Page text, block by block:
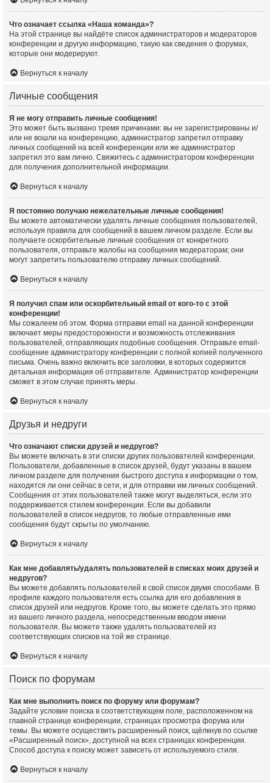
Что означает ссылка «Наша команда»?
На этой странице вы найдёте список администраторов и модераторов
конференции и другую информацию, такую как сведения о форумах,
которые они модерируют.
Вернуться к началу
Личные сообщения
Я не могу отправить личные сообщения!
Это может быть вызвано тремя причинами: вы не зарегистрированы и/
или не вошли на конференцию, администратор запретил отправку
личных сообщений на всей конференции или же администратор
запретил это вам лично. Свяжитесь с администратором конференции
для получения дополнительной информации.
Вернуться к началу
Я постоянно получаю нежелательные личные сообщения!
Вы можете автоматически удалять личные сообщения пользователей,
используя правила для сообщений в вашем личном разделе. Если вы
получаете оскорбительные личные сообщения от конкретного
пользователя, отправьте жалобы на сообщения модераторам; они
могут запретить пользователю отправку личных сообщений.
Вернуться к началу
Я получил спам или оскорбительный email от кого-то с этой
конференции!
Мы сожалеем об этом. Форма отправки email на данной конференции
включает меры предосторожности и возможность отслеживания
пользователей, отправляющих подобные сообщения. Отправьте email-
сообщение администратору конференции с полной копией полученного
письма. Очень важно включить все заголовки, в которых содержится
детальная информация об отправителе. Администратор конференции
сможет в этом случае принять меры.
Вернуться к началу
Друзья и недруги
Что означают списки друзей и недругов?
Вы можете включать в эти списки других пользователей конференции.
Пользователи, добавленные в список друзей, будут указаны в вашем
личном разделе для получения быстрого доступа к информации о том,
находятся ли они сейчас в сети, и для отправки им личных сообщений.
Сообщения от этих пользователей также могут выделяться, если это
поддерживается стилем конференции. Если вы добавили
пользователей в список недругов, то любые отправленные ими
сообщения будут скрыты по умолчанию.
Вернуться к началу
Как мне добавлять/удалять пользователей в списках моих друзей и
недругов?
Вы можете добавлять пользователей в свой список двумя способами. В
профиле каждого пользователя есть ссылка для его добавления в
список друзей или недругов. Кроме того, вы можете сделать это прямо
из вашего личного раздела, непосредственным вводом имени
пользователя. Вы можете также удалять пользователей из
соответствующих списков на той же странице.
Вернуться к началу
Поиск по форумам
Как мне выполнить поиск по форуму или форумам?
Задайте условие поиска в соответствующем поле, расположенном на
главной странице конференции, страницах просмотра форума или
темы. Вы можете осуществить расширенный поиск, щёлкнув по ссылке
«Расширенный поиск», доступной на всех страницах конференции.
Способ доступа к поиску может зависеть от используемого стиля.
Вернуться к началу